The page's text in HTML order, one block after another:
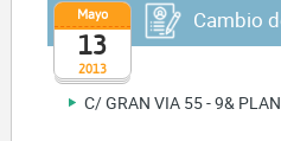
2013
Mayo
13
Cambio
C/ GRAN VIA 55 - 9&